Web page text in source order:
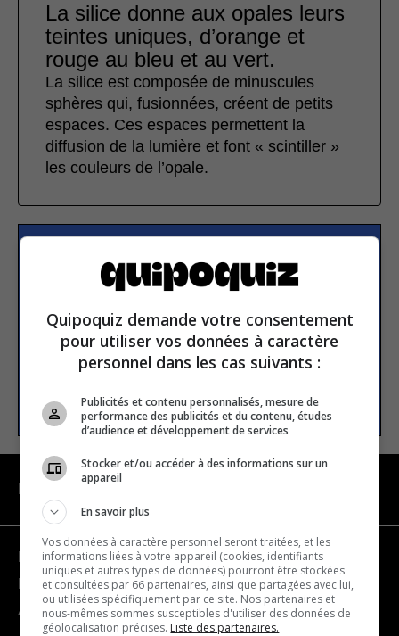
La silice donne aux opales leurs
teintes uniques, d’orange et
rouge au bleu et au vert.
La silice est composée de minuscules
sphères qui, fusionnées, créent de petits
espaces. Ces espaces permettent la
diffusion de la lumière et font « scintiller »
les couleurs de l’opale.
S’inscrire à la newsletter
E-mail
S’INSCRIRE
NAVIGATION
Devenir partenaire
Nous joindre
À propos
Quipoquiz demande votre consentement
pour utiliser vos données à caractère
personnel dans les cas suivants :
Publicités et contenu personnalisés, mesure de
performance des publicités et du contenu, études
d’audience et développement de services
Stocker et/ou accéder à des informations sur un
appareil
En savoir plus
Vos données à caractère personnel seront traitées, et les
informations liées à votre appareil (cookies, identifiants
uniques et autres types de données) pourront être stockées
et consultées par 66 partenaires, ainsi que partagées avec lui,
ou utilisées spécifiquement par ce site. Nos partenaires et
nous-mêmes sommes susceptibles d'utiliser des données de
géolocalisation précises. Liste des partenaires.